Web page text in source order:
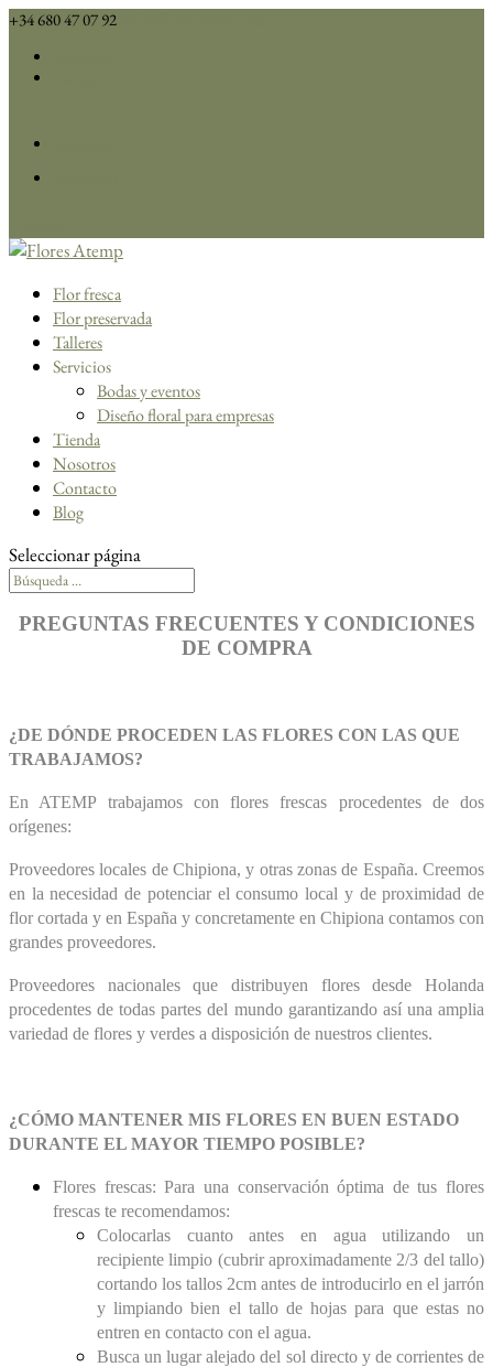
+34 680 47 07 92
Flor fresca
Flor preservada
Talleres
Servicios
Bodas y eventos
Diseño floral para empresas
Tienda
Nosotros
Contacto
Blog
Seleccionar página
PREGUNTAS FRECUENTES Y CONDICIONES
DE COMPRA
¿DE DÓNDE PROCEDEN LAS FLORES CON LAS QUE
TRABAJAMOS?
En ATEMP trabajamos con flores frescas procedentes de dos
orígenes:
Proveedores locales de Chipiona, y otras zonas de España. Creemos
en la necesidad de potenciar el consumo local y de proximidad de
flor cortada y en España y concretamente en Chipiona contamos con
grandes proveedores.
Proveedores nacionales que distribuyen flores desde Holanda
procedentes de todas partes del mundo garantizando así una amplia
variedad de flores y verdes a disposición de nuestros clientes.
¿CÓMO MANTENER MIS FLORES EN BUEN ESTADO
DURANTE EL MAYOR TIEMPO POSIBLE?
Flores frescas: Para una conservación óptima de tus flores
frescas te recomendamos:
Colocarlas cuanto antes en agua utilizando un
recipiente limpio (cubrir aproximadamente 2/3 del tallo)
cortando los tallos 2cm antes de introducirlo en el jarrón
y limpiando bien el tallo de hojas para que estas no
entren en contacto con el agua.
Busca un lugar alejado del sol directo y de corrientes de